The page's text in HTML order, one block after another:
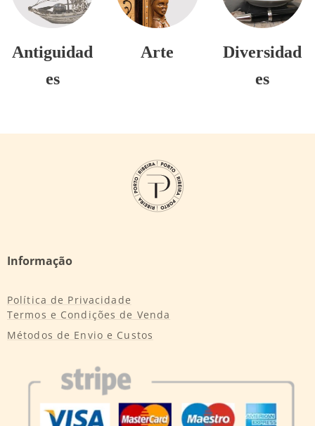
Antiguidad
es
Arte
Diversidad
es
Informação
Política de Privacidade
Termos e Condições de Venda
Métodos de Envio e Custos